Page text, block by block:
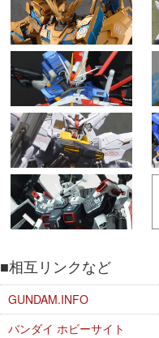
■相互リンクなど
GUNDAM.INFO
バンダイ ホビーサイト